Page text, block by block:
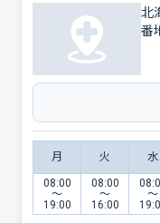
北
番
月 火 水
08:00
〜
19:00
08:00
〜
16:00
〜